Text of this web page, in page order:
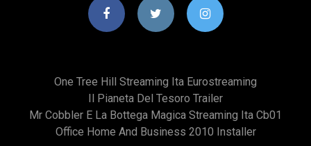
One Tree Hill Streaming Ita Eurostreaming
Il Pianeta Del Tesoro Trailer
Mr Cobbler E La Bottega Magica Streaming Ita Cb01
Office Home And Business 2010 Installer